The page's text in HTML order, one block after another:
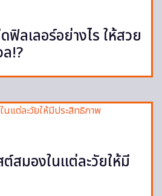
ลเลอร์อย่างไร ให้สวย
!?
สมองในแต่ละวัยให้มี